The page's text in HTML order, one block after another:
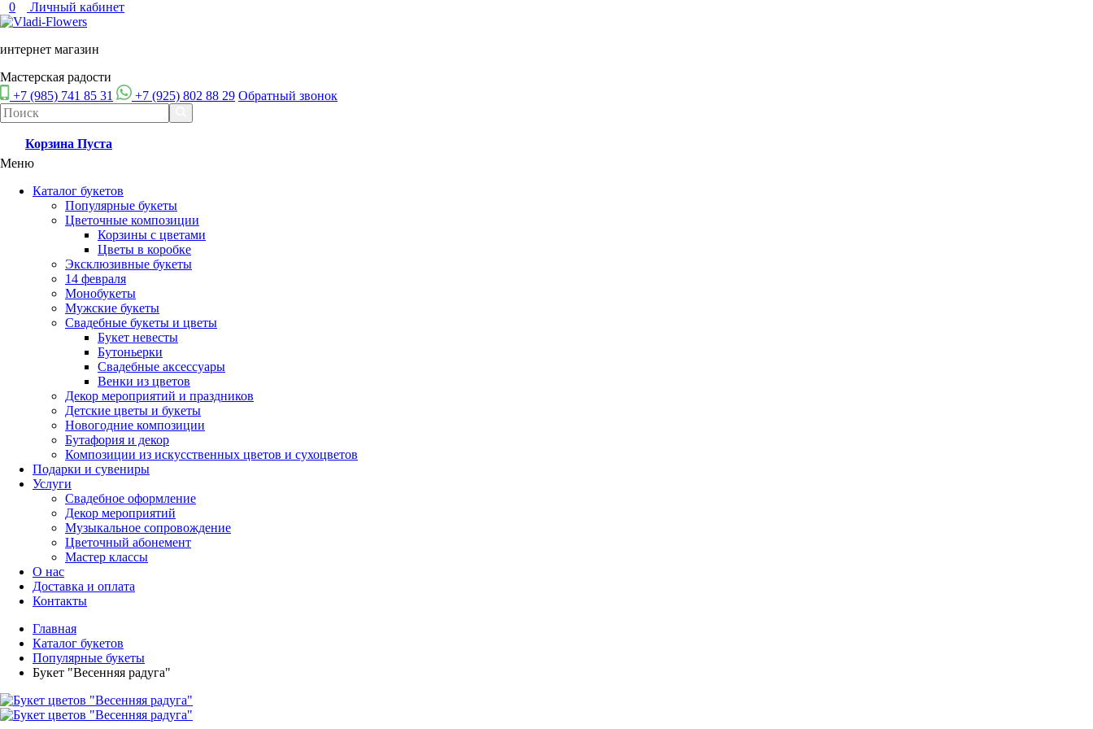
0 Личный кабинет
интернет магазин
Мастерская радости
+7 (985) 741 85 31
+7 (925) 802 88 29 Обратный звонок
Корзина Пуста
Меню
Каталог букетов
Популярные букеты
Цветочные композиции
Корзины с цветами
Цветы в коробке
Эксклюзивные букеты
14 февраля
Монобукеты
Мужские букеты
Свадебные букеты и цветы
Букет невесты
Бутоньерки
Свадебные аксессуары
Венки из цветов
Декор мероприятий и праздников
Детские цветы и букеты
Новогодние композиции
Бутафория и декор
Композиции из искусственных цветов и сухоцветов
Подарки и сувениры
Услуги
Свадебное оформление
Декор мероприятий
Музыкальное сопровождение
Цветочный абонемент
Мастер классы
О нас
Доставка и оплата
Контакты
Главная
Каталог букетов
Популярные букеты
Букет "Весенняя радуга"